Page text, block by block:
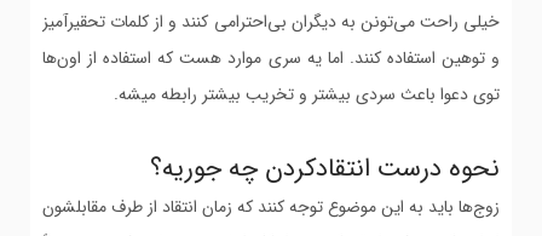
خیلی راحت می‌تونن به دیگران بی‌احترامی کنند و از کلمات تحقیرآمیز
و توهین استفاده کنند. اما یه سری موارد هست که استفاده از اون‌ها
توی دعوا باعث سردی بیشتر و تخریب بیشتر رابطه میشه.
نحوه درست انتقادکردن چه جوریه؟
زوج‌ها باید به این موضوع توجه کنند که زمان انتقاد از طرف مقابلشون